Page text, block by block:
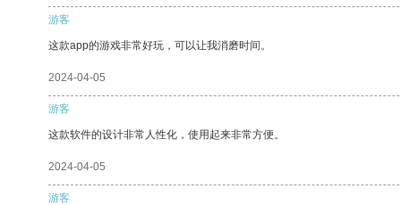
游客
这款app的游戏非常好玩，可以让我消磨时间。
2024-04-05
游客
这款软件的设计非常人性化，使用起来非常方便。
2024-04-05
游客